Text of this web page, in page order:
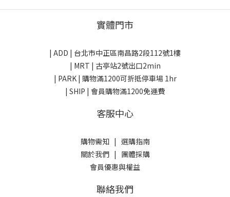
實體門市
| ADD | 台北市中正區南昌路2段112號1樓
| MRT | 古亭站2號出口2min
| PARK | 購物滿1200可折抵停車場 1hr
| SHIP | 會員購物滿1200免運費
客服中心
購物需知| 選購指南
關於我們| 團體採購
會員優惠與權益
聯絡我們